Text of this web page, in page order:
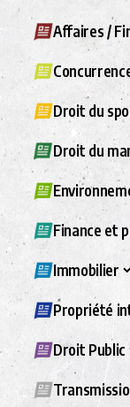
Affaires /
Droit du
Droit du
Finance et
Immobilier
Propriété
Droit Public